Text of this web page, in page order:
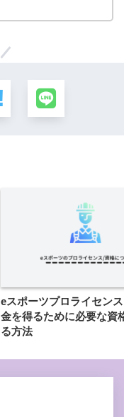
eスポーツプロライセン
金を得るために必要な資
る方法